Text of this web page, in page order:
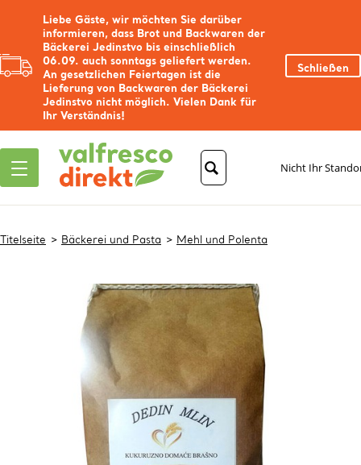
Liebe Gäste, wir möchten Sie darüber
informieren, dass Brot und Backwaren der
Bäckerei Jedinstvo bis einschließlich
06.09. auch sonntags geliefert werden.
An gesetzlichen Feiertagen ist die
Lieferung von Backwaren der Bäckerei
Jedinstvo nicht möglich. Vielen Dank für
Ihr Verständnis!
Schließen
Nicht Ihr
Titelseite Bäckerei und Pasta Mehl und Polenta